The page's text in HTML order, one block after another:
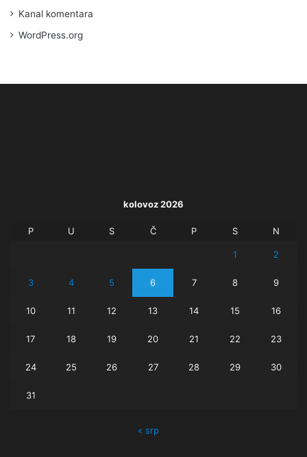
Kanal komentara
WordPress.org
kolovoz 2026
P U S Č P S N
1 2
3 4 5 6 7 8 9
10 11 12 13 14 15 16
17 18 19 20 21 22 23
24 25 26 27 28 29 30
31
« srp